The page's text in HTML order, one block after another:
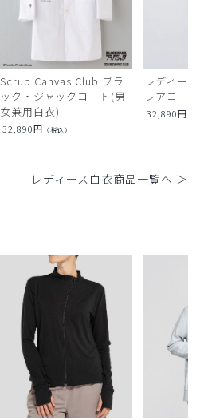
Scrub Canvas Club:ブラ
ック・ジャックコート(男
女兼用白衣)
32,890円 （税込）
レディー
レアコート
32,890円
レディース白衣商品一覧へ ＞